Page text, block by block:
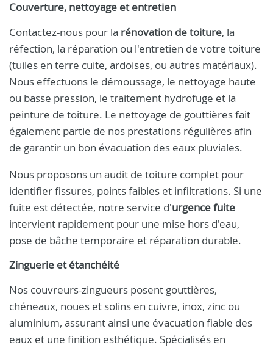
Couverture, nettoyage et entretien
Contactez-nous pour la rénovation de toiture, la
réfection, la réparation ou l'entretien de votre toiture
(tuiles en terre cuite, ardoises, ou autres matériaux).
Nous effectuons le démoussage, le nettoyage haute
ou basse pression, le traitement hydrofuge et la
peinture de toiture. Le nettoyage de gouttières fait
également partie de nos prestations régulières afin
de garantir un bon évacuation des eaux pluviales.
Nous proposons un audit de toiture complet pour
identifier fissures, points faibles et infiltrations. Si une
fuite est détectée, notre service d'urgence fuite
intervient rapidement pour une mise hors d'eau,
pose de bâche temporaire et réparation durable.
Zinguerie et étanchéité
Nos couvreurs-zingueurs posent gouttières,
chéneaux, noues et solins en cuivre, inox, zinc ou
aluminium, assurant ainsi une évacuation fiable des
eaux et une finition esthétique. Spécialisés en